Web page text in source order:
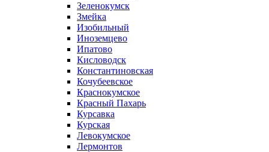
Зеленокумск
Змейка
Изобильный
Иноземцево
Ипатово
Кисловодск
Константиновская
Кочубеевское
Краснокумское
Красный Пахарь
Курсавка
Курская
Левокумское
Лермонтов